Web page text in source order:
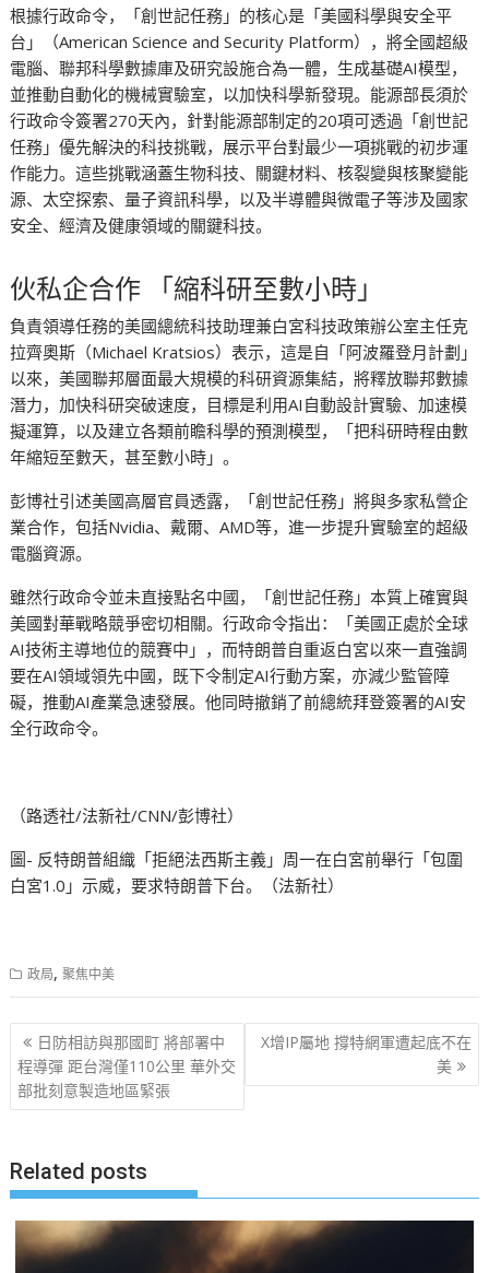
根據行政命令，「創世記任務」的核心是「美國科學與安全平
台」（American Science and Security Platform），將全國超級
電腦、聯邦科學數據庫及研究設施合為一體，生成基礎AI模型，
並推動自動化的機械實驗室，以加快科學新發現。能源部長須於
行政命令簽署270天內，針對能源部制定的20項可透過「創世記
任務」優先解決的科技挑戰，展示平台對最少一項挑戰的初步運
作能力。這些挑戰涵蓋生物科技、關鍵材料、核裂變與核聚變能
源、太空探索、量子資訊科學，以及半導體與微電子等涉及國家
安全、經濟及健康領域的關鍵科技。
伙私企合作 「縮科研至數小時」
負責領導任務的美國總統科技助理兼白宮科技政策辦公室主任克
拉齊奧斯（Michael Kratsios）表示，這是自「阿波羅登月計劃」
以來，美國聯邦層面最大規模的科研資源集結，將釋放聯邦數據
潛力，加快科研突破速度，目標是利用AI自動設計實驗、加速模
擬運算，以及建立各類前瞻科學的預測模型，「把科研時程由數
年縮短至數天，甚至數小時」。
彭博社引述美國高層官員透露，「創世記任務」將與多家私營企
業合作，包括Nvidia、戴爾、AMD等，進一步提升實驗室的超級
電腦資源。
雖然行政命令並未直接點名中國，「創世記任務」本質上確實與
美國對華戰略競爭密切相關。行政命令指出：「美國正處於全球
AI技術主導地位的競賽中」，而特朗普自重返白宮以來一直強調
要在AI領域領先中國，既下令制定AI行動方案，亦減少監管障
礙，推動AI產業急速發展。他同時撤銷了前總統拜登簽署的AI安
全行政命令。
（路透社/法新社/CNN/彭博社）
圖- 反特朗普組織「拒絕法西斯主義」周一在白宮前舉行「包圍
白宮1.0」示威，要求特朗普下台。（法新社）
政局,聚焦中美
文
章
导
日防相訪與那國町 將部署中
程導彈 距台灣僅110公里 華外交
部批刻意製造地區緊張
X增IP屬地 撐特網軍遭起底不在
美
Related posts